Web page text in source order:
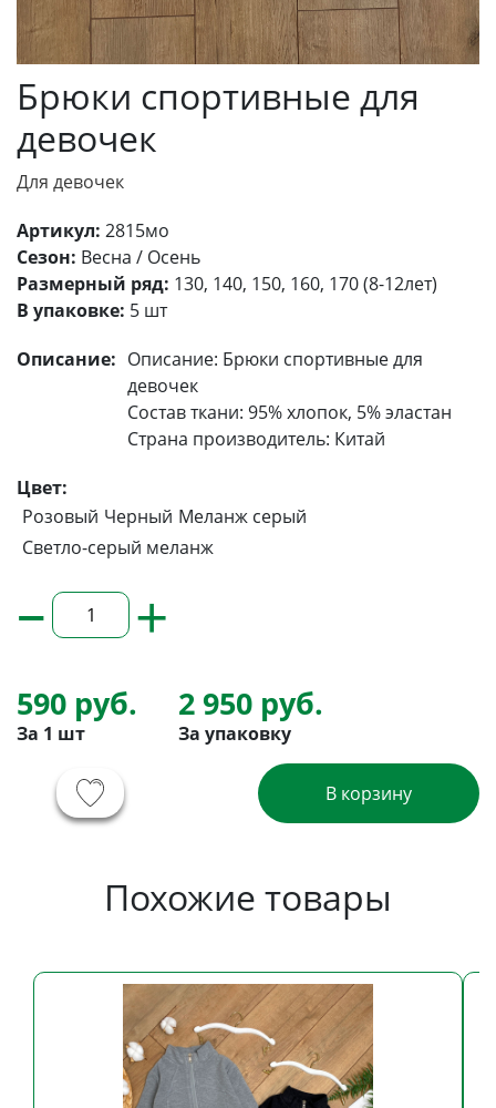
Брюки спортивные для
девочек
Для девочек
Артикул: 2815мо
Сезон: Весна / Осень
Размерный ряд: 130, 140, 150, 160, 170 (8-12лет)
В упаковке: 5 шт
Описание: Описание: Брюки спортивные для
девочек
Состав ткани: 95% хлопок, 5% эластан
Страна производитель: Китай
Цвет:
Розовый Черный Меланж серый
Светло-серый меланж
590 руб.
За 1 шт
2 950 руб.
За упаковку
– +
В корзину
Похожие товары